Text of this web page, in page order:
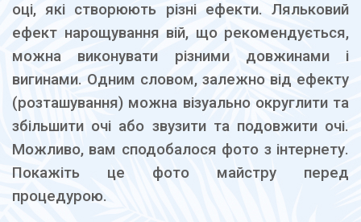
оці, які створюють різні ефекти. Ляльковий
ефект нарощування вій, що рекомендується,
можна виконувати різними довжинами і
вигинами. Одним словом, залежно від ефекту
(розташування) можна візуально округлити та
збільшити очі або звузити та подовжити очі.
Можливо, вам сподобалося фото з інтернету.
Покажіть це фото майстру перед
процедурою.